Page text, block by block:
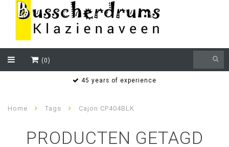
(0)
45 years of experience
Home Tags Cajon CP404BLK
PRODUCTEN GETAGD